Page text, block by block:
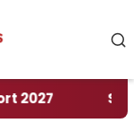
‎Soal